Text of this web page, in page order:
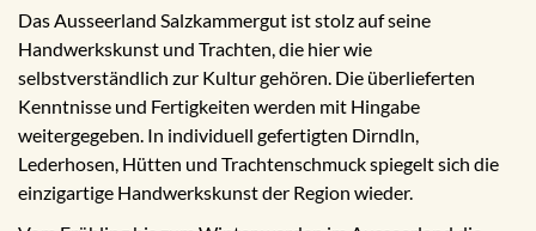
Das Ausseerland Salzkammergut ist stolz auf seine
Handwerkskunst und Trachten, die hier wie
selbstverständlich zur Kultur gehören. Die überlieferten
Kenntnisse und Fertigkeiten werden mit Hingabe
weitergegeben. In individuell gefertigten Dirndln,
Lederhosen, Hütten und Trachtenschmuck spiegelt sich die
einzigartige Handwerkskunst der Region wieder.